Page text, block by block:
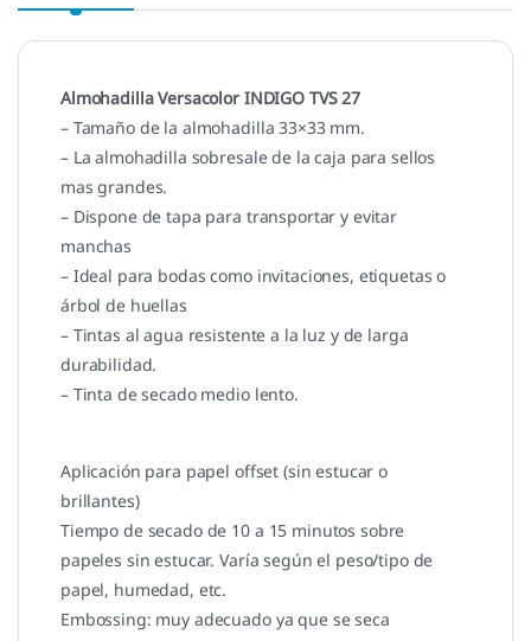
Almohadilla Versacolor INDIGO TVS 27
– Tamaño de la almohadilla 33×33 mm.
– La almohadilla sobresale de la caja para sellos
mas grandes.
– Dispone de tapa para transportar y evitar
manchas
– Ideal para bodas como invitaciones, etiquetas o
árbol de huellas
– Tintas al agua resistente a la luz y de larga
durabilidad.
– Tinta de secado medio lento.
Aplicación para papel offset (sin estucar o
brillantes)
Tiempo de secado de 10 a 15 minutos sobre
papeles sin estucar. Varía según el peso/tipo de
papel, humedad, etc.
Embossing: muy adecuado ya que se seca